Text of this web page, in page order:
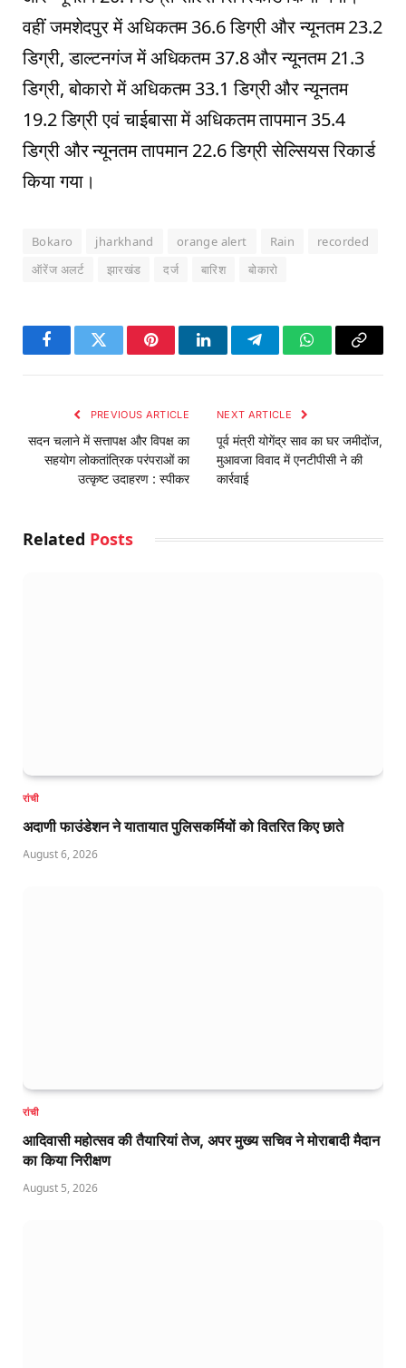
वहीं जमशेदपुर में अधिकतम 36.6 डिग्री और न्यूनतम 23.2
डिग्री, डाल्टनगंज में अधिकतम 37.8 और न्यूनतम 21.3
डिग्री, बोकारो में अधिकतम 33.1 डिग्री और न्यूनतम
19.2 डिग्री एवं चाईबासा में अधिकतम तापमान 35.4
डिग्री और न्यूनतम तापमान 22.6 डिग्री सेल्सियस रिकार्ड
किया गया।
Bokaro jharkhand orange alert Rain
recorded
ऑरेंज अलर्ट
झारखंड दर्ज बारिश बाेकाराे
FacebookTwitter PinterestLinkedInTelegramWhatsApp
Copy
PREVIOUS ARTICLE
सदन चलाने में सत्तापक्ष और विपक्ष का
सहयोग लोकतांत्रिक परंपराओं का
उत्कृष्ट उदाहरण : स्पीकर
NEXT ARTICLE
पूर्व मंत्री योगेंद्र साव का घर जमीदोंज,
मुआवजा विवाद में एनटीपीसी ने की
कार्रवाई
Related Posts
रांची
अदाणी फाउंडेशन ने यातायात पुलिसकर्मियों को वितरित किए छाते
August 6, 2026
रांची
आदिवासी महोत्सव की तैयारियां तेज, अपर मुख्य सचिव ने मोराबादी मैदान
का किया निरीक्षण
August 5, 2026